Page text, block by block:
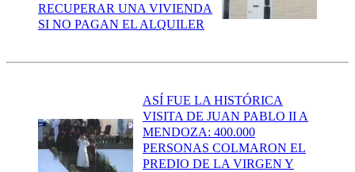
RECUPERAR UNA VIVIENDA
SI NO PAGAN EL ALQUILER
ASÍ FUE LA HISTÓRICA
VISITA DE JUAN PABLO II A
MENDOZA: 400.000
PERSONAS COLMARON EL
PREDIO DE LA VIRGEN Y